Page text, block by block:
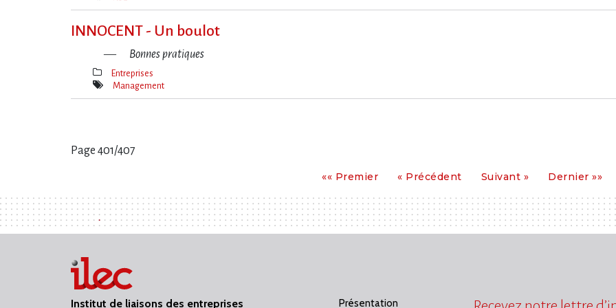
Mot(s)-
INNOCENT - Un boulot
Bonnes pratiques
Thèmes(s)
Entreprises
Mot(s)-
Management
Page 401/407
«« PremierPremier
« PrécédentPrécédent
Suivant
Suivant » Dernier
Dernier »»
Institut de liaisons des entreprises Présentation